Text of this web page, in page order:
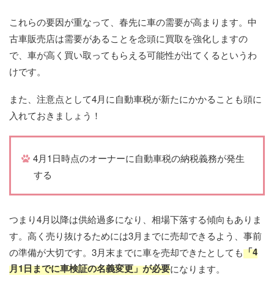
これらの要因が重なって、春先に車の需要が高まります。中
古車販売店は需要があることを念頭に買取を強化しますの
で、車が高く買い取ってもらえる可能性が出てくるというわ
けです。
また、注意点として4月に自動車税が新たにかかることも頭に
入れておきましょう！
4月1日時点のオーナーに自動車税の納税義務が発生
する
つまり4月以降は供給過多になり、相場下落する傾向もありま
す。高く売り抜けるためには3月までに売却できるよう、事前
の準備が大切です。3月末までに車を売却できたとしても​「4
月1日までに車検証の名義変更」が必要​になります。